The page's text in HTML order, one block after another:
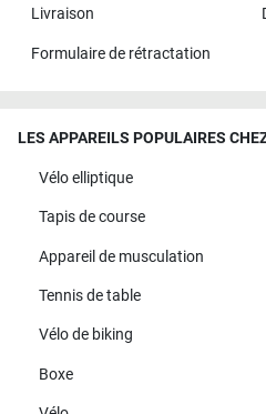
Livraison
Formulaire de rétractation
LES APPAREILS POPULAIRES
Vélo elliptique
Tapis de course
Appareil de musculation
Tennis de table
Vélo de biking
Boxe